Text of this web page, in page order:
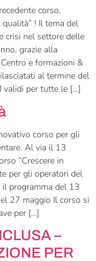
corso,
qualità” ! Il tema del
crisi nel settore delle
grazie alla
e formazioni &
al termine del
validi per tutte le […]
corso per gli
Al via il 13
“Crescere in
per gli operatori del
il programma del 13
27 maggio Il corso si
per […]
–
PER